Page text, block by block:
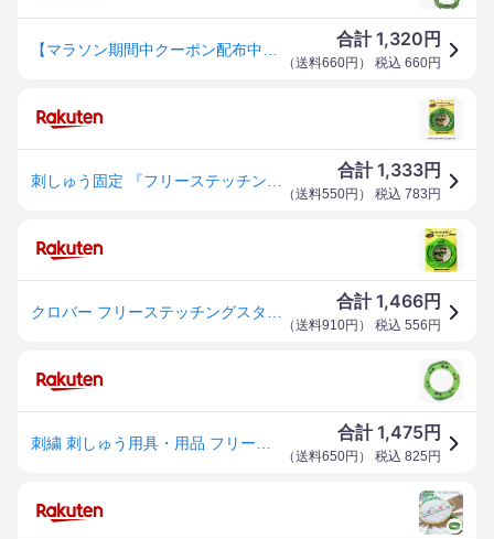
合計1,320 円
（送料660円 ） 税込 660円
合計1,333円
（送料550円 ） 税込 783 円
合計1,466円
（送料910円 ） 税込 556 円
合計1,475円
（送料650円 ） 税込 825 円